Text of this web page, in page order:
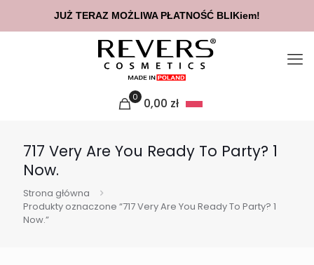
0 0,00 zł
717 Very Are You Ready To Party? 1
Now.
Strona główna
Produkty oznaczone “717 Very Are You Ready To Party? 1
Now.”
JUŻ TERAZ MOŻLIWA PŁATNOŚĆ BLIKiem!